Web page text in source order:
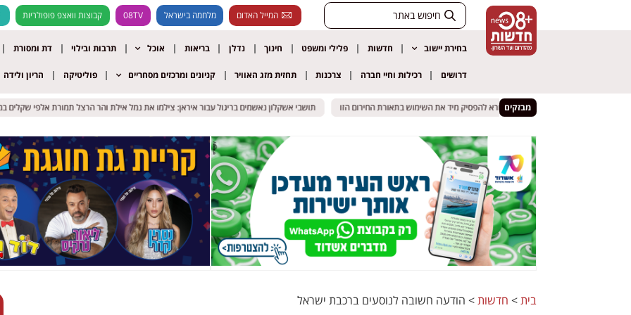
המייל האדום מלחמה בישראל 08TV קבוצות וואצפ פופולריות
בחירת יישוב חדשות פלילי ומשפט חינוך נדלן בריאות אוכל תרבות ובילוי דת ומסורת
דרושים רכילות וחיי חברה צרכנות תחזית מזג האוויר קניונים ומרכזים מסחריים פוליטיקה הריון ולידה
מבזקים
אזהרה לציבור: משרד הכלכלה קורא להפסיק מיד את השימוש בתאורת החירום הזו תושבי אשקלון נאשמים בריגול עבור איראן: צילמו את נמל אילת והר הרצל תמורת אלפי שקלים אזהרה לציבור: משרד הכלכלה קורא להפסיק מיד את השימוש בתאורת החירום הזו תושבי אשקלון נאשמים בריגול עבור איראן: צילמו את נמל אילת והר הרצל תמורת אלפי שקלים
בית> חדשות> הודעה חשובה לנוסעים ברכבת ישראל